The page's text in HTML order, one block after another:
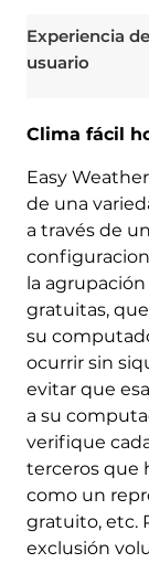
Experiencia de
usuario
Clima fácil
Easy
de una
a través de
la
gratuitas,
su
ocurrir sin
evitar que
a su
verifique
terceros que
como un
gratuito, etc.
exclusión